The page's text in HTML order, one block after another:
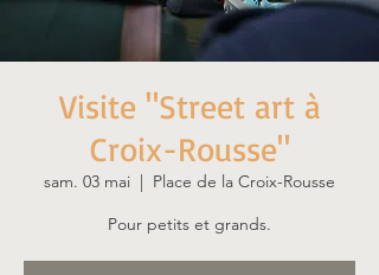
Visite "Street art à
Croix-Rousse"
sam. 03 mai
  |
Place de la Croix-Rousse
Pour petits et grands.